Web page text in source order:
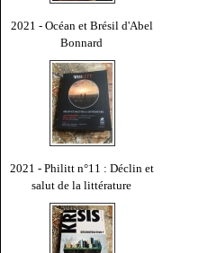
2021 - Océan et Brésil d'Abel
Bonnard
2021 - Philitt n°11 : Déclin et
salut de la littérature